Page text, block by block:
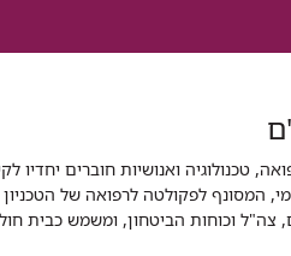
טכנולוגיה ואנושיות חוברים יחדיו